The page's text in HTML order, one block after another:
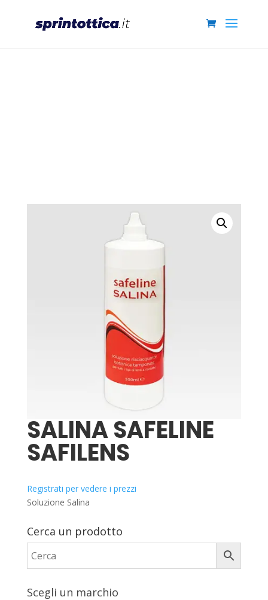
SALINA SAFELINE
SAFILENS
Registrati per vedere i prezzi
Soluzione Salina
Cerca un prodotto
Scegli un marchio